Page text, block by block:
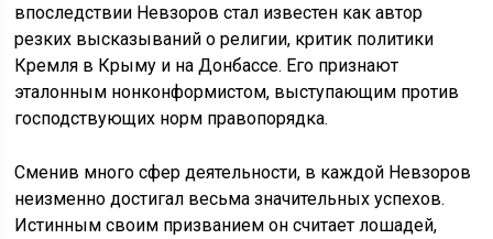
впоследствии Невзоров стал известен как автор
резких высказываний о религии, критик политики
Кремля в Крыму и на Донбассе. Его признают
эталонным нонконформистом, выступающим против
господствующих норм правопорядка.
Сменив много сфер деятельности, в каждой Невзоров
неизменно достигал весьма значительных успехов.
Истинным своим призванием он считает лошадей,